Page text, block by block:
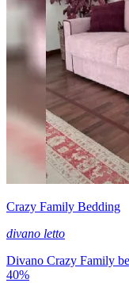
Crazy Family Bedding
divano letto
Divano Crazy Family
40%